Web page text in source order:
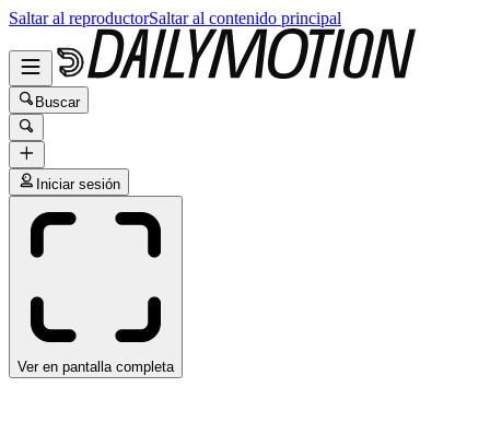
Saltar al reproductorSaltar al contenido principal
Buscar
Iniciar sesión
Ver en pantalla completa